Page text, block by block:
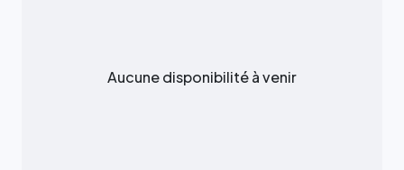
Aucune disponibilité à venir